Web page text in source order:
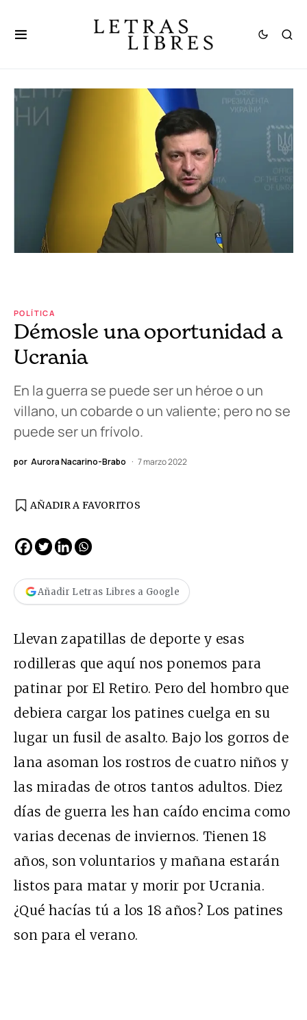
POLÍTICA
Démosle una oportunidad a
Ucrania
En la guerra se puede ser un héroe o un
villano, un cobarde o un valiente; pero no se
puede ser un frívolo.
por Aurora Nacarino-Brabo 7 marzo 2022
AÑADIR A FAVORITOS
Añadir Letras Libres a Google
Llevan zapatillas de deporte y esas
rodilleras que aquí nos ponemos para
patinar por El Retiro. Pero del hombro que
debiera cargar los patines cuelga en su
lugar un fusil de asalto. Bajo los gorros de
lana asoman los rostros de cuatro niños y
las miradas de otros tantos adultos. Diez
días de guerra les han caído encima como
varias decenas de inviernos. Tienen 18
años, son voluntarios y mañana estarán
listos para matar y morir por Ucrania.
¿Qué hacías tú a los 18 años? Los patines
son para el verano.